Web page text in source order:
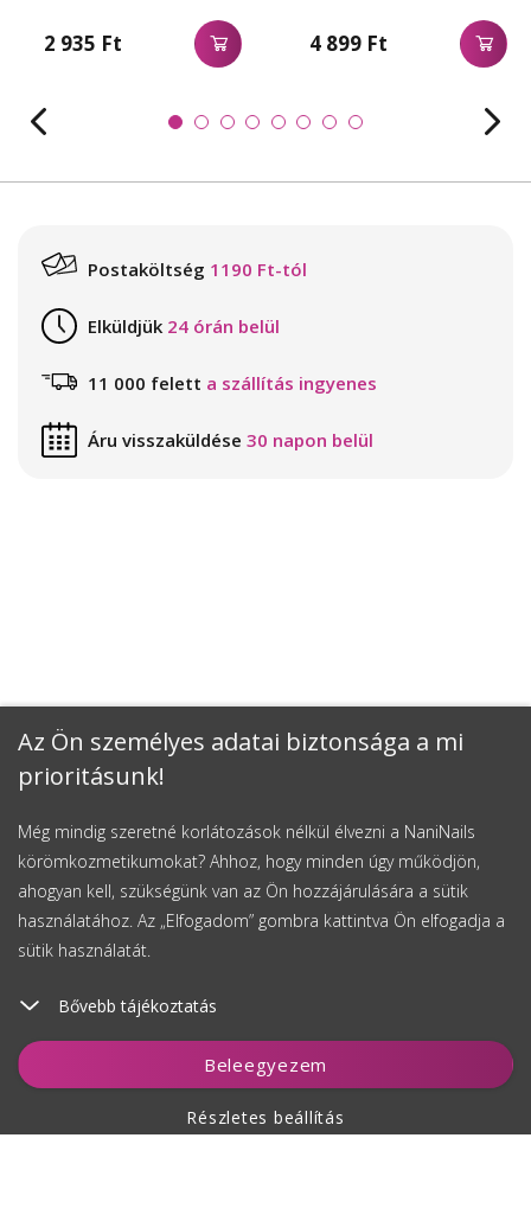
Az Ön személyes adatai biztonsága a mi
prioritásunk!
Még mindig szeretné korlátozások nélkül élvezni a NaniNails
körömkozmetikumokat? Ahhoz, hogy minden úgy működjön,
ahogyan kell, szükségünk van az Ön hozzájárulására a sütik
használatához. Az „Elfogadom” gombra kattintva Ön elfogadja a
sütik használatát.
Bővebb tájékoztatás
Beleegyezem
Részletes beállítás
Kosárhoz ad
2 935 Ft 4 899 Ft
Postaköltség 1190 Ft-tól
Elküldjük 24 órán belül
11 000 felett a szállítás ingyenes
Áru visszaküldése 30 napon belül